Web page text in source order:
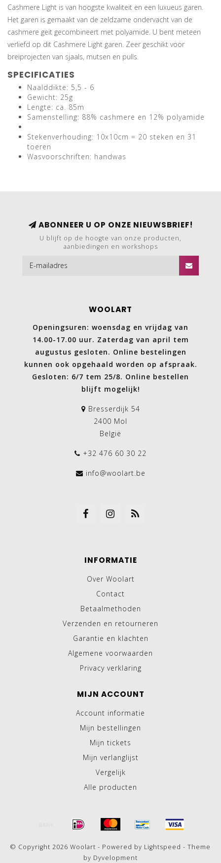
Cashmere Light is van hoogste kwaliteit en een luxueus garen.
Het garen is gemaakt van de zeldzame ondervacht van de
cashmere geit gecombineert met polyamide. U bent meteen
verliefd op dit Cashmere Light garen. Zeer geschikt voor
breiprojecten van sjaals, mutsen en pulls.
SPECIFICATIES
Naalddikte: 5,5 - 6
Gewicht: 25g
Lengte: ca. 85m
Samenstelling: 88% cashmere en 12% polyamide
Stekenverhouding: 10x10cm = 20 steken en 31
toeren
Wasvoorschriften: handwas
ABONNEER U OP ONZE NIEUWSBRIEF!
U blijft op de hoogte van onze producten,
aanbiedingen en workshops
WOOLART
Openingsuren: woensdag en vrijdag van
14.00-17.00 uur. Zaterdag van april tem
augustus gesloten. Online bestelingen
kunnen ook opgehaald worden op afspraak.
Gesloten: 6/7 tem 25/8. Online bestellen
blijft mogelijk!
Bresserdijk 54
2400 Mol
België
+32 476 60 30 22
info@woolart.be
INFORMATIE
Over Woolart
Contact
Betaalmethoden
Verzenden en retourneren
Garantie en klachten
Algemene voorwaarden
Privacy verklaring
MIJN ACCOUNT
Account informatie
Mijn bestellingen
Mijn tickets
Mijn verlanglijst
Vergelijk
Alle producten
© Copyright 2026 Woolart - Powered by Lightspeed - Theme
by Dyvelopment